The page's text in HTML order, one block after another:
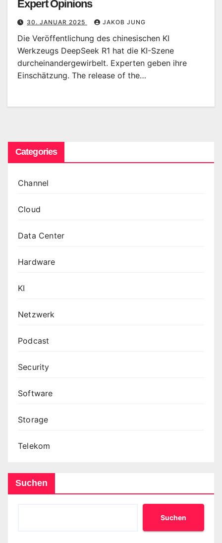
Expert Opinions
30. JANUAR 2025 JAKOB JUNG
Die Veröffentlichung des chinesischen KI
Werkzeugs DeepSeek R1 hat die KI-Szene
durcheinandergewirbelt. Experten geben ihre
Einschätzung. The release of the…
Categories
Channel
Cloud
Data Center
Hardware
KI
Netzwerk
Podcast
Security
Software
Storage
Telekom
Suchen
Suchen